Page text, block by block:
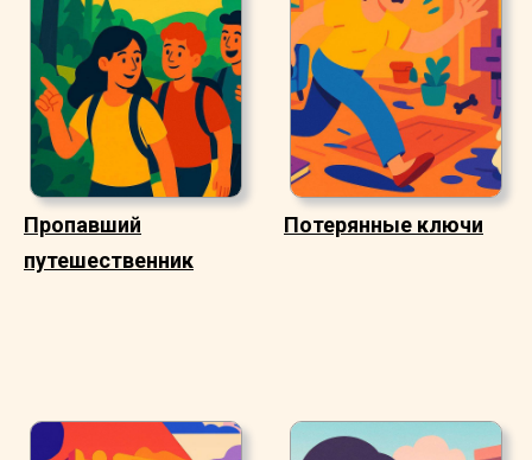
Пропавший
путешественник
Потерянные ключи